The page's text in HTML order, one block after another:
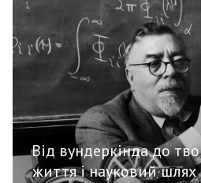
Від вундеркінда до
життя і науковий